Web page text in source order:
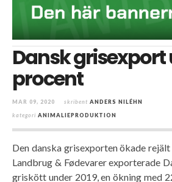
Dansk grisexport
procent
MAR 09, 2020 skribent ANDERS NILÉHN
kategori ANIMALIEPRODUKTION
Den danska grisexporten ökade
Landbrug & Fødevarer exporterade
griskött under 2019, en ökning med